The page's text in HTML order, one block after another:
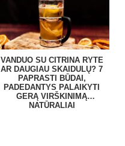
VANDUO SU CITRINA RYTE
AR DAUGIAU SKAIDULŲ? 7
PAPRASTI BŪDAI,
PADEDANTYS PALAIKYTI
GERĄ VIRŠKINIMĄ
NATŪRALIAI